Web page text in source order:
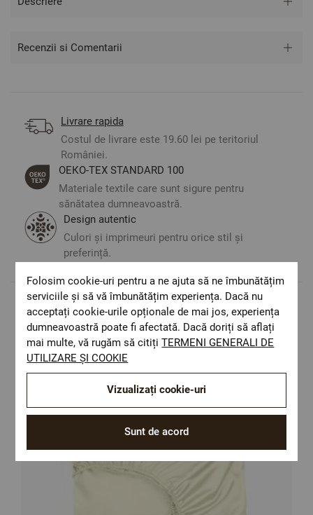
Recenzii si Comentarii
Livrare rapida
Costul de livrare este 19.60 lei pe teritoriul
României.
ОЕКО-ТЕX STANDARD 100
Materiale textile care sunt sigure pentru
sănătatea dumneavoastră.
Design autentic
Culori și imprimeuri pentru orice stil și
preferință.
Populare in aceasta categorie
Folosim cookie-uri pentru a ne ajuta să ne îmbunătățim
serviciile și să vă îmbunătățim experiența. Dacă nu
acceptați cookie-urile opționale de mai jos, experiența
dumneavoastră poate fi afectată. Dacă doriți să aflați
mai multe, vă rugăm să citițiTERMENI GENERALI DE
UTILIZARE ȘI COOKIE
Sunt de acord
Vizualizați cookie-uri